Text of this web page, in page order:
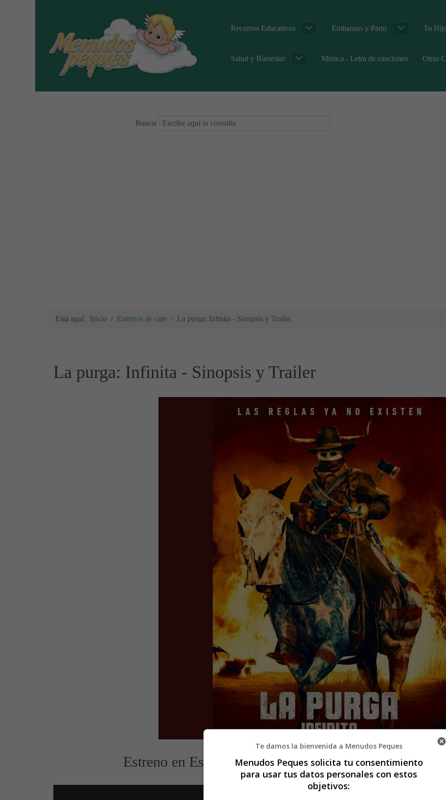
Recursos Educativos Embarazo y Parto Tu
Salud y Bienestar Música - Letra de canciones Otras
Buscar
Está aquí: Inicio Estrenos de cine La purga: Infinita - Sinopsis y Trailer
La purga: Infinita - Sinopsis y Trailer
Estreno en España de la película, La purga: Infinita -
Te damos la bienvenida a Menudos Peques
Menudos Peques solicita tu consentimiento
para usar tus datos personales con estos
objetivos: